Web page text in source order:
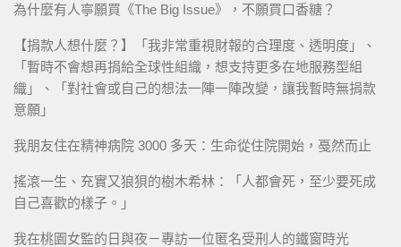
為什麼有人寧願買《The Big Issue》，不願買口香糖？
【捐款人想什麼？】「我非常重視財報的合理度、透明度」、
「暫時不會想再捐給全球性組織，想支持更多在地服務型組
織」、「對社會或自己的想法一陣一陣改變，讓我暫時無捐款
意願」
我朋友住在精神病院 3000 多天：生命從住院開始，戞然而止
搖滾一生、充實又狼狽的樹木希林：「人都會死，至少要死成
自己喜歡的樣子。」
我在桃園女監的日與夜－專訪一位匿名受刑人的鐵窗時光